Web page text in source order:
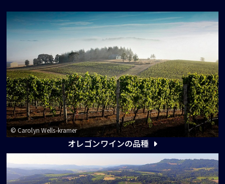
© Carolyn Wells-kramer
オレゴンワインの品種